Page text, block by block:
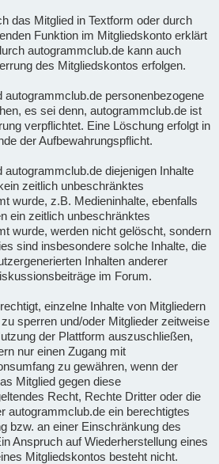
das Mitglied in Textform oder durch
Funktion im Mitgliedskonto erklärt
autogrammclub.de kann auch
des Mitgliedskontos erfolgen.
autogrammclub.de personenbezogene
es sei denn, autogrammclub.de ist
verpflichtet. Eine Löschung erfolgt in
der Aufbewahrungspflicht.
autogrammclub.de diejenigen Inhalte
zeitlich unbeschränktes
wurde, z.B. Medieninhalte, ebenfalls
ein zeitlich unbeschränktes
wurde, werden nicht gelöscht, sondern
sind insbesondere solche Inhalte, die
Inhalten anderer
im Forum.
einzelne Inhalte von Mitgliedern
sperren und/oder Mitglieder zeitweise
der Plattform auszuschließen,
nur einen Zugang mit
zu gewähren, wenn der
Mitglied gegen diese
Recht, Rechte Dritter oder die
autogrammclub.de ein berechtigtes
bzw. an einer Einschränkung des
Anspruch auf Wiederherstellung eines
Mitgliedskontos besteht nicht.